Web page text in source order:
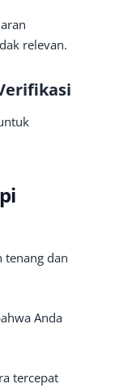
relevan.
tenang dan
Anda
tercepat